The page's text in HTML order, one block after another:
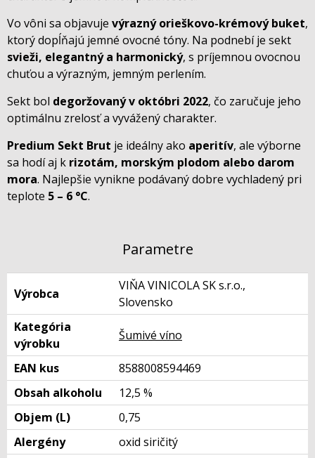
Vo vôni sa objavuje výrazný orieškovo-krémový buket,
ktorý dopĺňajú jemné ovocné tóny. Na podnebí je sekt
svieži, elegantný a harmonický, s príjemnou ovocnou
chuťou a výrazným, jemným perlením.
Sekt bol degoržovaný v októbri 2022, čo zaručuje jeho
optimálnu zrelosť a vyvážený charakter.
Predium Sekt Brut je ideálny ako aperitív, ale výborne
sa hodí aj k rizotám, morským plodom alebo darom
mora. Najlepšie vynikne podávaný dobre vychladený pri
teplote 5 – 6 °C.
Parametre
Výrobca
VIŇA VINICOLA SK s.r.o.,
Slovensko
Kategória
výrobku
Šumivé víno
EAN kus
8588008594469
Obsah alkoholu
12,5 %
Objem (L)
0,75
Alergény
oxid siričitý